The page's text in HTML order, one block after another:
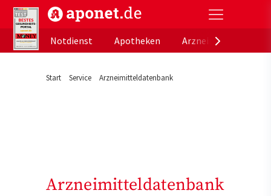
aponet.de - Das offizielle Gesundheitsportal der
Notdienst
Apotheken
Start Service Arzneimitteldatenbank
Arzneimitteldatenbank